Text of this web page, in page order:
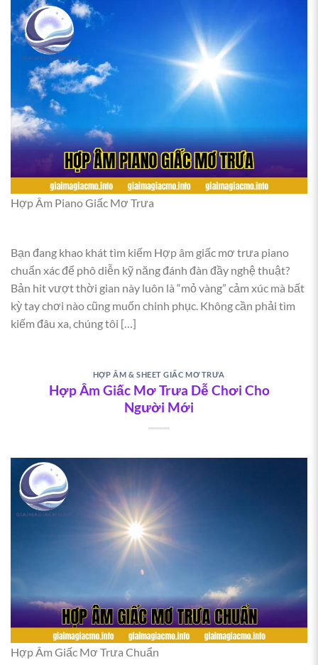
Hợp Âm Piano Giấc Mơ Trưa
Bạn đang khao khát tìm kiếm Hợp âm giấc mơ trưa piano
chuẩn xác để phô diễn kỹ năng đánh đàn đầy nghệ thuật?
Bản hit vượt thời gian này luôn là “mỏ vàng” cảm xúc mà bất
kỳ tay chơi nào cũng muốn chinh phục. Không cần phải tìm
kiếm đâu xa, chúng tôi […]
HỢP ÂM & SHEET GIẤC MƠ TRƯA
Hợp Âm Giấc Mơ Trưa Dễ Chơi Cho
Người Mới
Hợp Âm Giấc Mơ Trưa Chuẩn